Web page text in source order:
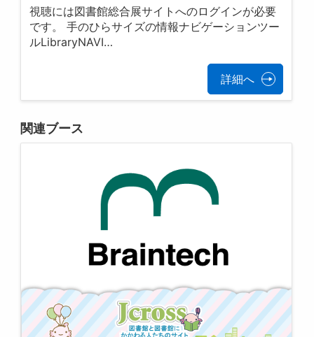
視聴には図書館総合展サイトへのログインが必要
です。 手のひらサイズの情報ナビゲーションツー
ルLibraryNAVI…
詳細へ
関連ブース